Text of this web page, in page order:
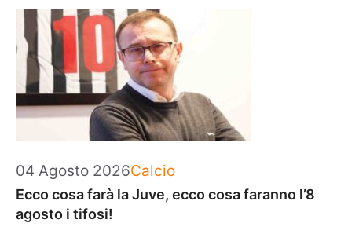
04 Agosto 2026Categorie
Calcio
Ecco cosa farà la Juve, ecco cosa faranno l’8
agosto i tifosi!